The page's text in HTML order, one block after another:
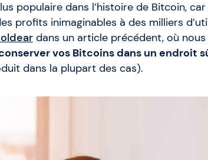
populaire dans l’histoire de Bitcoin,
profits inimaginables à des milliers
dans un article précédent, où
vos Bitcoins dans un endroit
dans la plupart des cas).